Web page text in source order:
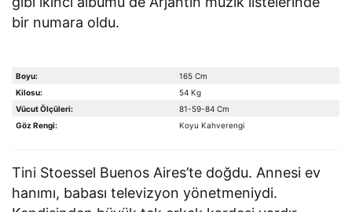
bir numara oldu.
Boyu:
165 Cm
Kilosu:
54 Kg
Vücut Ölçüleri:
81-59-84 Cm
Göz Rengi:
Koyu Kahverengi
Tini Stoessel Buenos Aires’te doğdu. Annesi ev
hanımı, babası televizyon yönetmeniydi.